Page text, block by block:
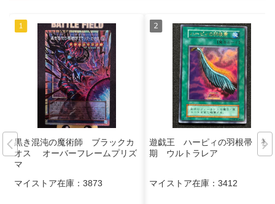
黒き混沌の魔術師 ブラックカ
オス オーバーフレームプリズ
マ
マイストア在庫： 3873
遊戯王 ハーピィの羽根帚 初
期 ウルトラレア
マイストア在庫： 3412